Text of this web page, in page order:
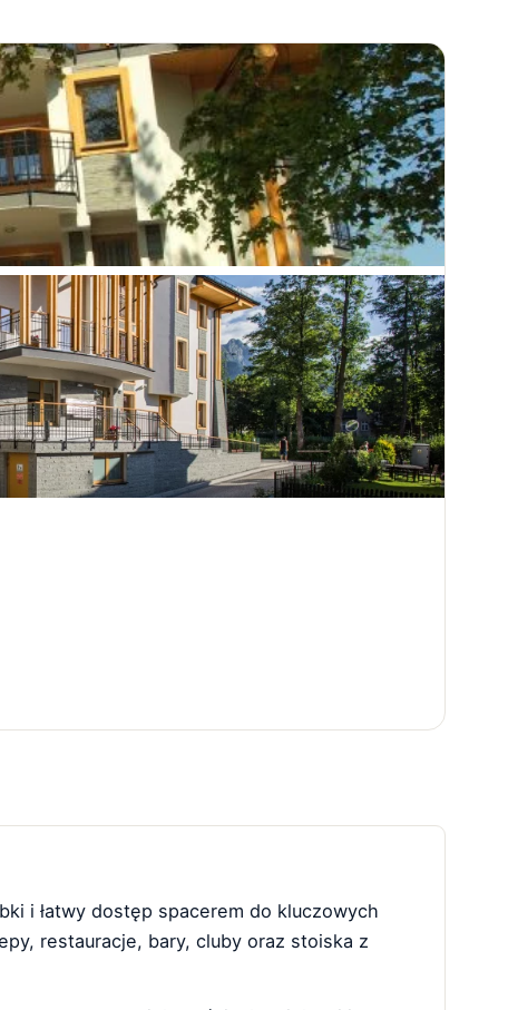
i łatwy dostęp spacerem do kluczowych
restauracje, bary, cluby oraz stoiska z